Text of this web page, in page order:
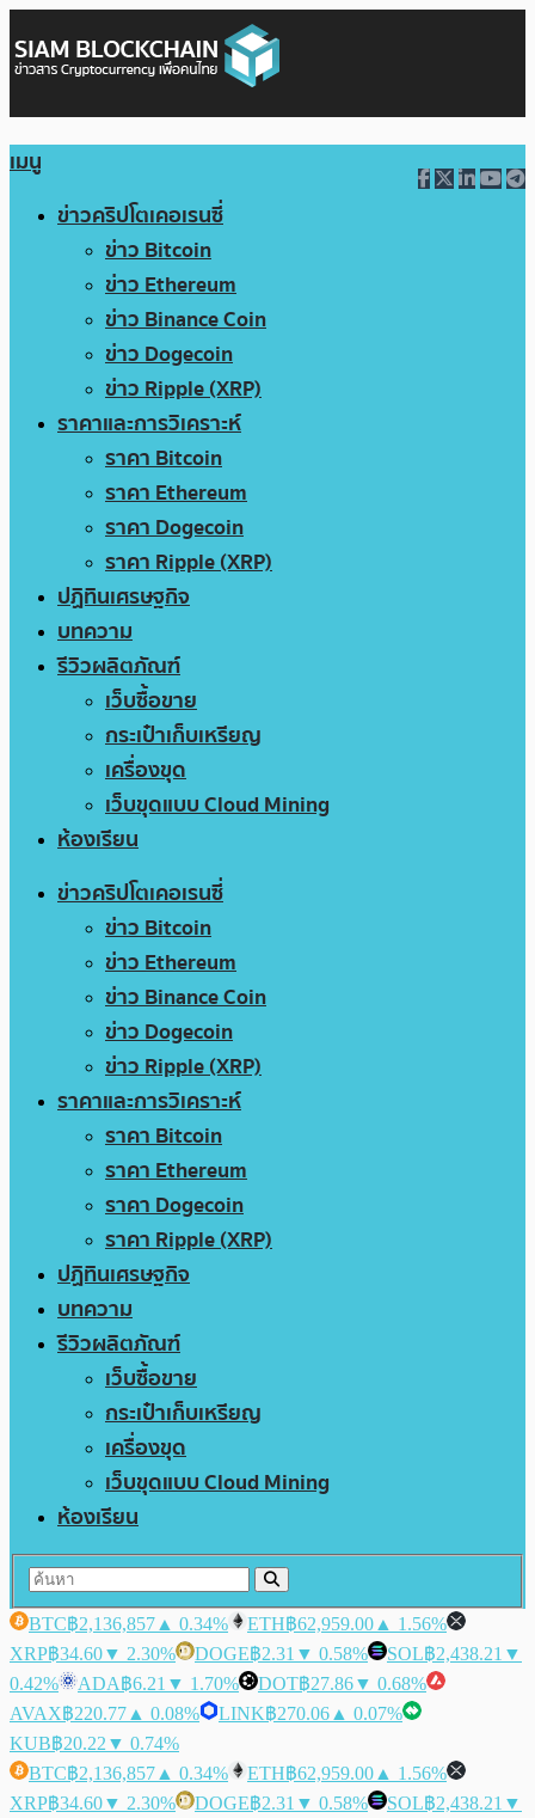
เมนู
ข่าวคริปโตเคอเรนซี่
ข่าว Bitcoin
ข่าว Ethereum
ข่าว Binance Coin
ข่าว Dogecoin
ข่าว Ripple (XRP)
ราคาและการวิเคราะห์
ราคา Bitcoin
ราคา Ethereum
ราคา Dogecoin
ราคา Ripple (XRP)
ปฏิทินเศรษฐกิจ
บทความ
รีวิวผลิตภัณฑ์
เว็บซื้อขาย
กระเป๋าเก็บเหรียญ
เครื่องขุด
เว็บขุดแบบ Cloud Mining
ห้องเรียน
ข่าวคริปโตเคอเรนซี่
ข่าว Bitcoin
ข่าว Ethereum
ข่าว Binance Coin
ข่าว Dogecoin
ข่าว Ripple (XRP)
ราคาและการวิเคราะห์
ราคา Bitcoin
ราคา Ethereum
ราคา Dogecoin
ราคา Ripple (XRP)
ปฏิทินเศรษฐกิจ
บทความ
รีวิวผลิตภัณฑ์
เว็บซื้อขาย
กระเป๋าเก็บเหรียญ
เครื่องขุด
เว็บขุดแบบ Cloud Mining
ห้องเรียน
BTC฿2,136,857 ▲ 0.34% ETH฿62,959.00 ▲ 1.56%
XRP฿34.60▼ 2.30% DOGE฿2.31 ▼ 0.58% SOL฿2,438.21 ▼
0.42%
ADA฿6.21 ▼ 1.70% DOT฿27.86▼ 0.68%
AVAX฿220.77 ▲ 0.08% LINK฿270.06 ▲ 0.07%
KUB฿20.22 ▼ 0.74%
BTC฿2,136,857 ▲ 0.34% ETH฿62,959.00 ▲ 1.56%
XRP฿34.60▼ 2.30% DOGE฿2.31 ▼ 0.58% SOL฿2,438.21 ▼